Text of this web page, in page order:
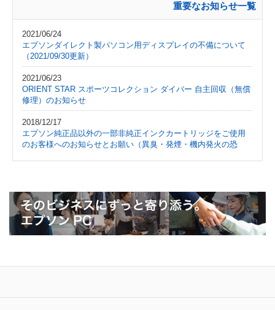
『Endeavor AT998』オンライン限定モデルを価格
改定（値下げ）
2026/07/13
エプソンダイレクト製PC一部モデルにおけるバッ
2026/05/25
展示会『Windows AI Day』出展のお知らせ
2026/05/12
2026/05/01
当社製品のお届け日に関する運用変更のお知らせ
2026/04/21
重要なお知らせ一覧
2021/06/24
エプソンダイレクト製パソコン用ディスプレイの不備について
（2021/09/30更新）
2021/06/23
ORIENT STAR スポーツコレクション ダイバー 自主回収（無償
修理）のお知らせ
2018/12/17
エプソン純正品以外の一部非純正インクカートリッジをご使用
のお客様へのお知らせとお願い（異臭・発煙・機内発火の恐
設置・壁掛け設置・ボードスタンド設置でご使用時の落下のお
それについて
2018/08/29
（LP-S210/S310/S310N）無償修理のお知らせ（異臭・発煙のお